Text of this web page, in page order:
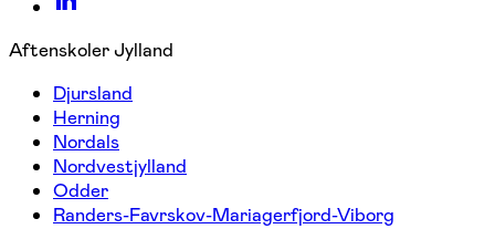
Aftenskoler Jylland
Djursland
Herning
Nordals
Nordvestjylland
Odder
Randers-Favrskov-Mariagerfjord-Viborg